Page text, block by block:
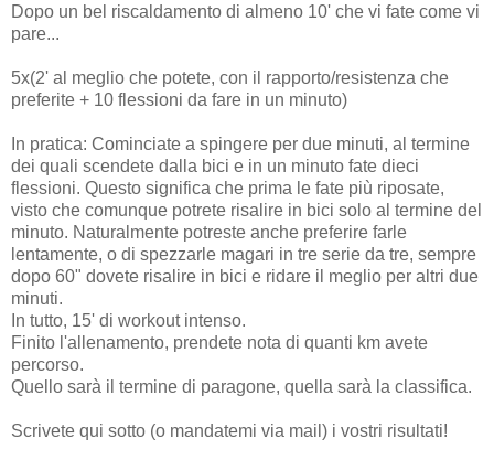
Dopo un bel riscaldamento di almeno 10' che vi fate come vi
pare...
5x(2' al meglio che potete, con il rapporto/resistenza che
preferite + 10 flessioni da fare in un minuto)
In pratica: Cominciate a spingere per due minuti, al termine
dei quali scendete dalla bici e in un minuto fate dieci
flessioni. Questo significa che prima le fate più riposate,
visto che comunque potrete risalire in bici solo al termine del
minuto. Naturalmente potreste anche preferire farle
lentamente, o di spezzarle magari in tre serie da tre, sempre
dopo 60" dovete risalire in bici e ridare il meglio per altri due
minuti.
In tutto, 15' di workout intenso.
Finito l'allenamento, prendete nota di quanti km avete
percorso.
Quello sarà il termine di paragone, quella sarà la classifica.
Scrivete qui sotto (o mandatemi via mail) i vostri risultati!